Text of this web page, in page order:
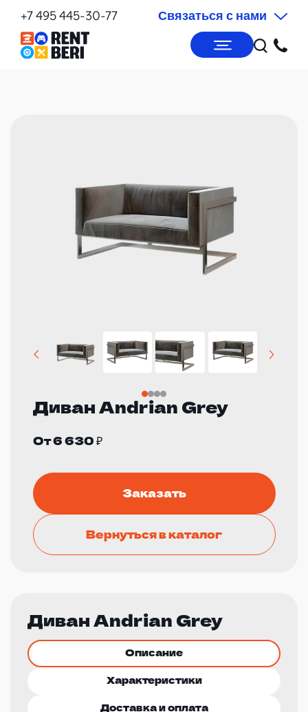
+7 495 445-30-77 Связаться с нами
Диван Andrian Grey
От 6 630 ₽
Заказать
Вернуться в каталог
Диван Andrian Grey
Описание
Характеристики
Доставка и оплата